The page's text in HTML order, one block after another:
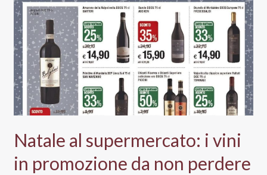
Extra
Dry
Le
Fade,
Azienda
Agricola
Luca
Ricci
Natale al supermercato: i vini
in promozione da non perdere